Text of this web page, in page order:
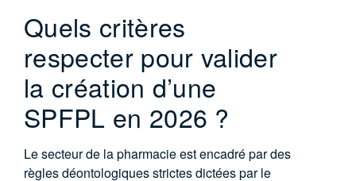
Quels critères
respecter pour valider
la création d’une
SPFPL en 2026 ?
Le secteur de la pharmacie est encadré par des
règles déontologiques strictes dictées par le